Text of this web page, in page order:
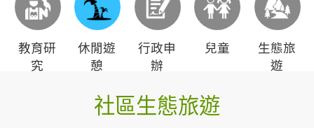
教育研
究
休閒遊
憩
行政申
辦
兒童
生態旅
遊
社區生態旅遊